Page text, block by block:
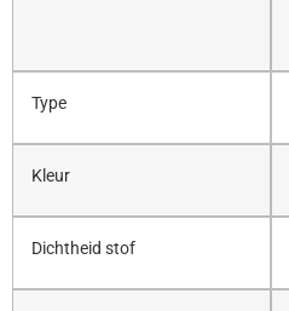
Type
Kleur
Dichtheid stof